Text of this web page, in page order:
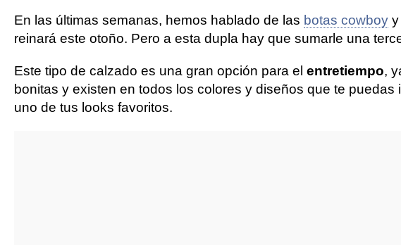
En las últimas semanas, hemos hablado de las botas cowboy y
reinará este otoño. Pero a esta dupla hay que sumarle una
Este tipo de calzado es una gran opción para el entretiempo,
bonitas y existen en todos los colores y diseños que te
uno de tus looks favoritos.